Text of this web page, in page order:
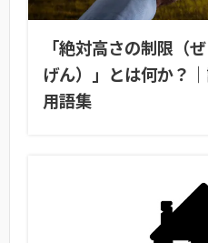
「絶対高さの制限（
げん）」とは何か？
用語集